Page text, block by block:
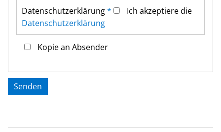
Datenschutz­erklärung*
Ich akzeptiere die
Datenschutz­erklärung
Kopie an Absender